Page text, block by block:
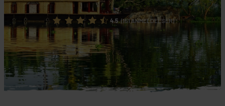
4.5(151 ANMELDELSER)